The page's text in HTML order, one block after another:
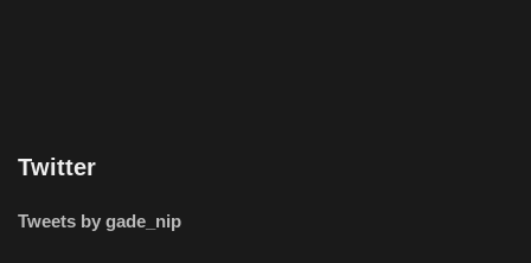
Twitter
Tweets by gade_nip